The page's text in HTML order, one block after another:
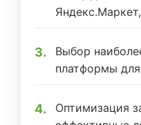
Выбор
платформы для
Оптимизация